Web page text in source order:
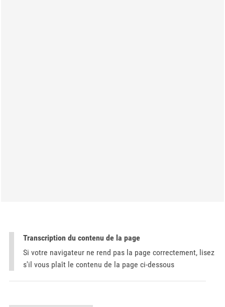
Transcription du contenu de la page
Si votre navigateur ne rend pas la page correctement, lisez
s'il vous plaît le contenu de la page ci-dessous